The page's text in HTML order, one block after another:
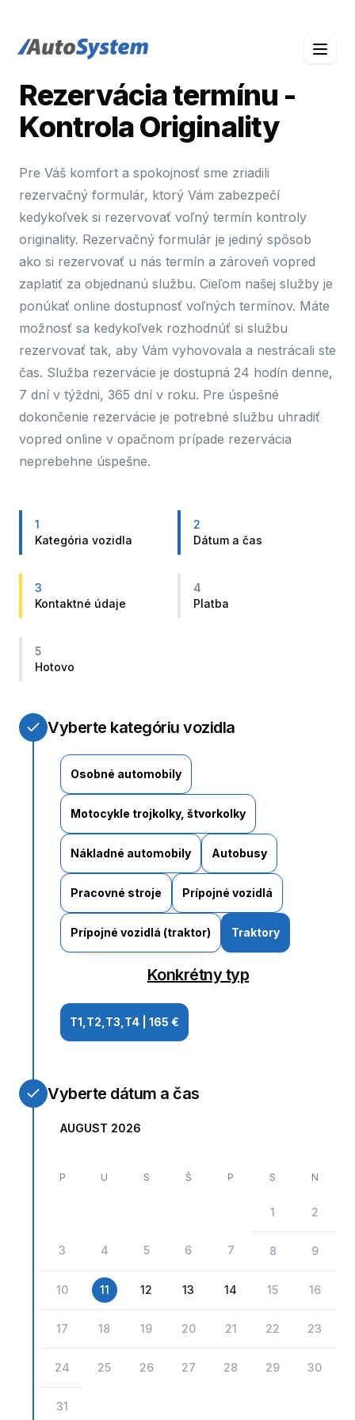
auto-system logo
Rezervácia termínu -
Kontrola Originality
Pre Váš komfort a spokojnosť sme zriadili
rezervačný formulár, ktorý Vám zabezpečí
kedykoľvek si rezervovať voľný termín kontroly
originality. Rezervačný formulár je jediný spôsob
ako si rezervovať u nás termín a zároveň vopred
zaplatiť za objednanú službu. Cieľom našej služby je
ponúkať online dostupnosť voľných termínov. Máte
možnosť sa kedykoľvek rozhodnúť si službu
rezervovať tak, aby Vám vyhovovala a nestrácali ste
čas. Služba rezervácie je dostupná 24 hodín denne,
7 dní v týždni, 365 dní v roku. Pre úspešné
dokončenie rezervácie je potrebné službu uhradiť
vopred online v opačnom prípade rezervácia
neprebehne úspešne.
1
Kategória vozidla
2
Dátum a čas
3
Kontaktné údaje
4
Platba
5
Hotovo
Vyberte kategóriu vozidla
Osobné automobily
Motocykle trojkolky, štvorkolky
Nákladné automobily Autobusy
Pracovné stroje Prípojné vozidlá
Prípojné vozidlá (traktor) Traktory
Konkrétny typ
T1,T2,T3,T4 165 €
Vyberte dátum a čas
AUGUST 2026
P U S Š P S N
1 2
3 4 5 6 7 8 9
10 11 12 13 14 15 16
17 18 19 20 21 22 23
24 25 26 27 28 29 30
31